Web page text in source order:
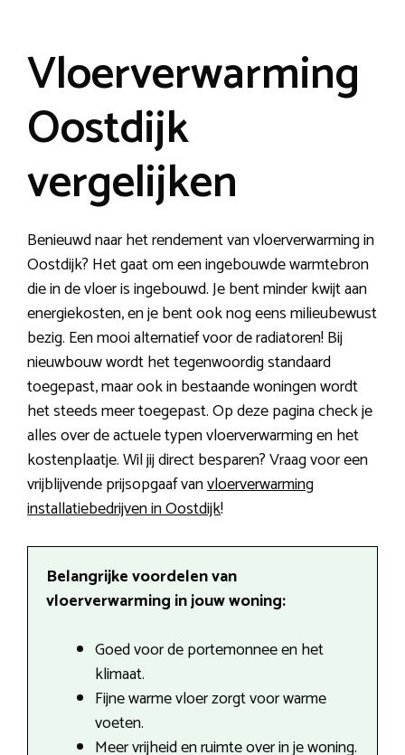
Vloerverwarming
Oostdijk
vergelijken
Benieuwd naar het rendement van vloerverwarming in
Oostdijk? Het gaat om een ingebouwde warmtebron
die in de vloer is ingebouwd. Je bent minder kwijt aan
energiekosten, en je bent ook nog eens milieubewust
bezig. Een mooi alternatief voor de radiatoren! Bij
nieuwbouw wordt het tegenwoordig standaard
toegepast, maar ook in bestaande woningen wordt
het steeds meer toegepast. Op deze pagina check je
alles over de actuele typen vloerverwarming en het
kostenplaatje. Wil jij direct besparen? Vraag voor een
vrijblijvende prijsopgaaf vanvloerverwarming
installatiebedrijven in Oostdijk!
Belangrijke voordelen van
vloerverwarming in jouw woning:
Goed voor de portemonnee en het
klimaat.
Fijne warme vloer zorgt voor warme
voeten.
Meer vrijheid en ruimte over in je woning.